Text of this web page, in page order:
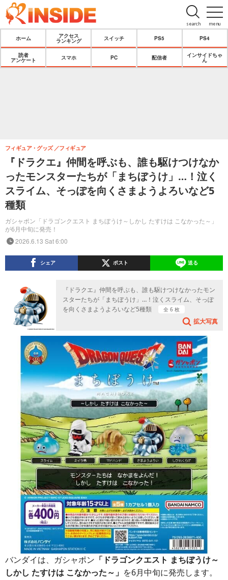
menu
search
ホーム
アクセス
ランキング
スイッチ PS5 PS4
読者
アンケート
スマホ PC 配信者
インサイドちゃ
ん
『ドラクエ』仲間を呼ぶも、誰も駆けつけなか
ったモンスターたちが「まちぼうけ」…！泣く
スライム、そっぽを向くさまようよろいなど5
種類
ガシャポン「ドラゴンクエスト まちぼうけ～しかし たすけは こなかった～」
が6月中旬に発売！
フィギュア・グッズ フィギュア
2026.6.13 Sat 6:00
シェア ポスト 送る
『ドラクエ』仲間を呼ぶも、誰も駆けつけなかったモン
スターたちが「まちぼうけ」…！泣くスライム、そっぽ
を向くさまようよろいなど5種類
全 6 枚
拡大写真
バンダイは、ガシャポン 「ドラゴンクエスト まちぼうけ～
しかし たすけは こなかった～」 を6月中旬に発売します。